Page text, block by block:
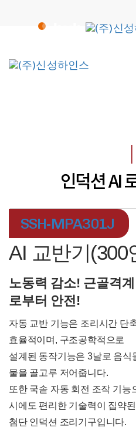
Skip
I
인덕션 AI
SSH-MPA301J
AI 교반기(300
노동력 감소! 근골격
로부터 안전!
자동 교반 기능은 조리시간 단
효율적이며, 구조공학적으로
설계된 동작기능은 3날로 음
물을 골고루 저어줍니다.
또한 국솥 자동 회전 조작 기능
시에도 편리한 기술력이 집약된
첨단 인덕션 조리기구입니다.